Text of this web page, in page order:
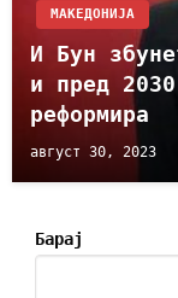
МАКЕДОНИЈА
И Бун
и пред
реформира
август 30, 2023
Барај